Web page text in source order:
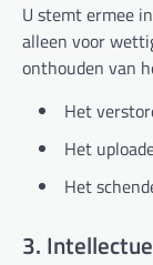
U stemt ermee
alleen voor
onthouden van
Het
Het
Het
3.